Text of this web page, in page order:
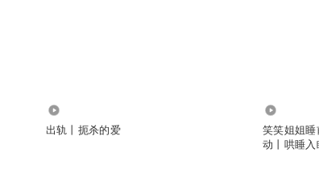
出轨丨扼杀的爱
笑笑姐姐
动丨哄睡入